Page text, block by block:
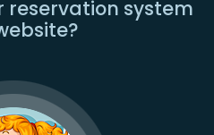
reservation system